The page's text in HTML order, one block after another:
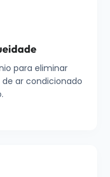
para eliminar
ar condicionado